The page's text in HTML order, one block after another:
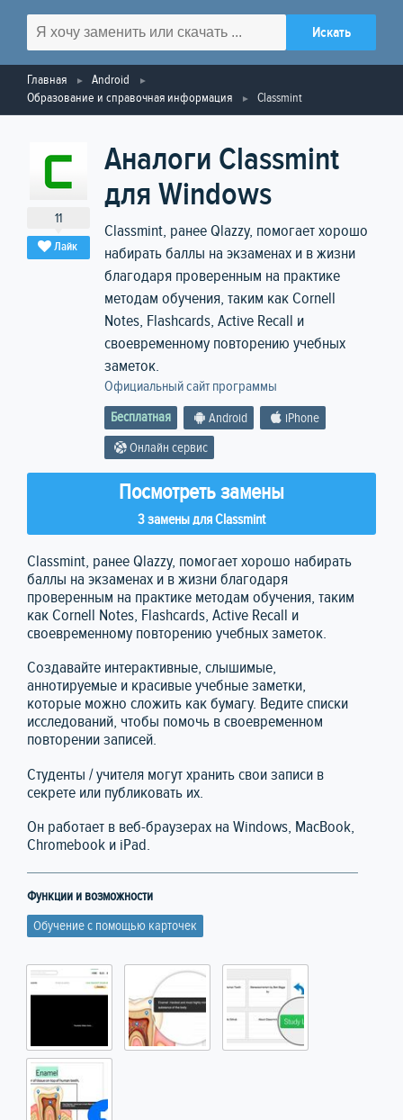
Главная
Android
Образование и справочная информация
Classmint
11
Лайк
Аналоги Classmint
для Windows
Classmint, ранее Qlazzy, помогает хорошо
набирать баллы на экзаменах и в жизни
благодаря проверенным на практике
методам обучения, таким как Cornell
Notes, Flashcards, Active Recall и
своевременному повторению учебных
заметок.
Официальный сайт программы
Бесплатная Android
iPhone
Онлайн сервис
Посмотреть замены
3 замены для Classmint
Classmint, ранее Qlazzy, помогает хорошо набирать
баллы на экзаменах и в жизни благодаря
проверенным на практике методам обучения, таким
как Cornell Notes, Flashcards, Active Recall и
своевременному повторению учебных заметок.
Создавайте интерактивные, слышимые,
аннотируемые и красивые учебные заметки,
которые можно сложить как бумагу. Ведите списки
исследований, чтобы помочь в своевременном
повторении записей.
Студенты / учителя могут хранить свои записи в
секрете или публиковать их.
Он работает в веб-браузерах на Windows, MacBook,
Chromebook и iPad.
Функции и возможности
Обучение с помощью карточек